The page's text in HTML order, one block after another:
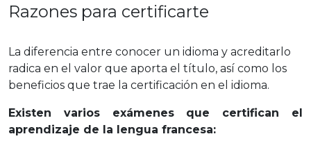
Razones para certificarte
La diferencia entre conocer un idioma y acreditarlo
radica en el valor que aporta el título, así como los
beneficios que trae la certificación en el idioma.
Existen varios exámenes que certifican el
aprendizaje de la lengua francesa: